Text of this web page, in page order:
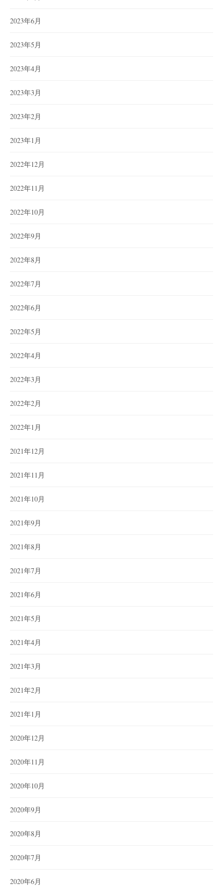
2023年6月
2023年5月
2023年4月
2023年3月
2023年2月
2023年1月
2022年12月
2022年11月
2022年10月
2022年9月
2022年8月
2022年7月
2022年6月
2022年5月
2022年4月
2022年3月
2022年2月
2022年1月
2021年12月
2021年11月
2021年10月
2021年9月
2021年8月
2021年7月
2021年6月
2021年5月
2021年4月
2021年3月
2021年2月
2021年1月
2020年12月
2020年11月
2020年10月
2020年9月
2020年8月
2020年7月
2020年6月